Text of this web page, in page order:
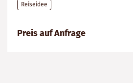
Reiseidee
Preis auf Anfrage
16
Namibia